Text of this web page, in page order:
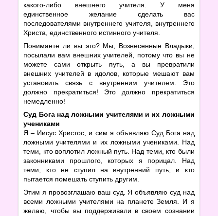
какого-либо внешнего учителя. У меня
единственное желание сделать вас
последователями внутреннего учителя, внутреннего
Христа, единственного истинного учителя.
Понимаете ли вы это? Мы, Вознесенные Владыки,
посылали вам внешних учителей, потому что вы не
можете сами открыть путь, а вы превратили
внешних учителей в идолов, которые мешают вам
установить связь с внутренним учителем. Это
должно прекратиться! Это должно прекратиться
немедленно!
Суд Бога над ложными учителями и их ложными
учениками
Я – Иисус Христос, и сим я объявляю Суд Бога над
ложными учителями и их ложными учениками. Над
теми, кто воплотил ложный путь. Над теми, кто были
законниками прошлого, которых я порицал. Над
теми, кто не ступил на внутренний путь, и кто
пытается помешать ступить другим.
Этим я провозглашаю ваш суд. Я объявляю суд над
всеми ложными учителями на планете Земля. И я
желаю, чтобы вы поддерживали в своем сознании